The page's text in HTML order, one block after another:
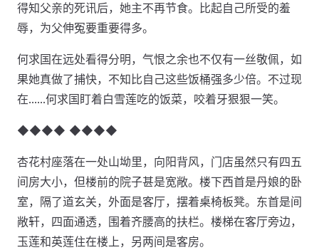
得知父亲的死讯后，她主不再节食。比起自己所受的羞
辱，为父伸冤要重要得多。
何求国在远处看得分明，气恨之余也不仅有一丝敬佩，如
果她真做了捕快，不知比自己这些饭桶强多少倍。不过现
在……何求国盯着白雪莲吃的饭菜，咬着牙狠狠一笑。
◆◆◆◆ ◆◆◆◆
杏花村座落在一处山坳里，向阳背风，门店虽然只有四五
间房大小，但楼前的院子甚是宽敞。楼下西首是丹娘的卧
室，隔了道玄关，外面是客厅，摆着桌椅板凳。东首是间
敞轩，四面通透，围着齐腰高的扶栏。楼梯在客厅旁边，
玉莲和英莲住在楼上，另两间是客房。